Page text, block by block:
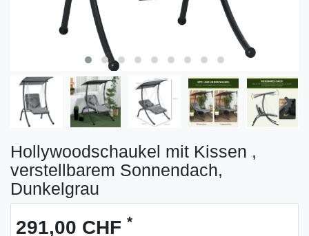
Hollywoodschaukel mit Kissen ,
verstellbarem Sonnendach,
Dunkelgrau
291,00 CHF *